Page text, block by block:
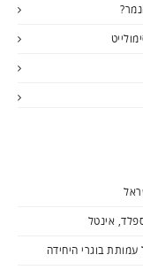
אינטל
בוגרי היחידה